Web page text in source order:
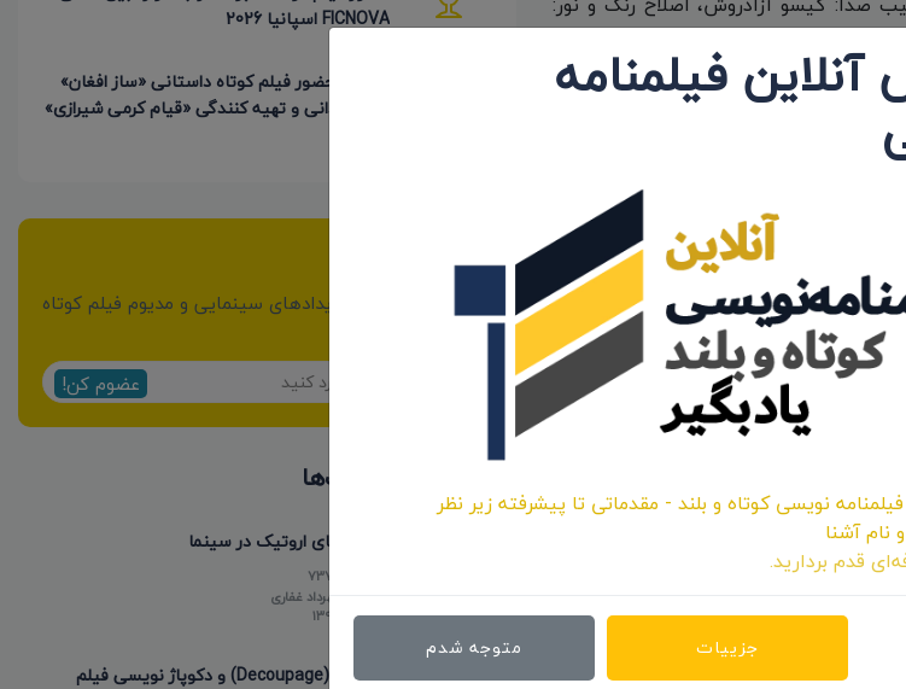
اشتراک:
FICNOVA اسپانیا 2026
4 امین حضور فیلم کوتاه داستانی «ساز افغان»
به کارگردانی و تهیه کنندگی «قیام کرمی شیرازی»
خبرنامه
از مهمترین اخبار و رویدادهای سینمایی و مدیوم فیلم کوتاه
مطلع شوید:
عضوم کن!
پر بازدیدترین پست‌ها
فیلم های اروتیک در سینما
مهرداد غفاری
۱۳۹۸/۰۵/۱۵
دکوپاژ (Decoupage) و دکوپاژ نویسی فیلم
فیلمنامه
نویسی کوتاه و بلند - مقدماتی تا پیشرفته زیر نظر
نام آشنا
قدم بردارید.
جزییات متوجه شدم